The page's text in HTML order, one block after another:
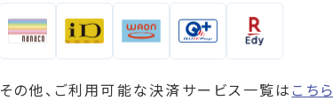
その他、ご利用可能な決済サービス一覧は こちら